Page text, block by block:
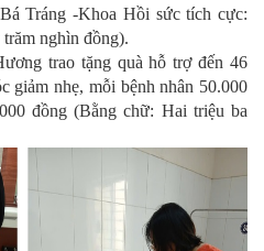
Tráng -Khoa Hồi sức tích cực:
nghìn đồng).
trao tặng quà hỗ trợ đến 46
giảm nhẹ, mỗi bệnh nhân 50.000
đồng (Bằng chữ: Hai triệu ba